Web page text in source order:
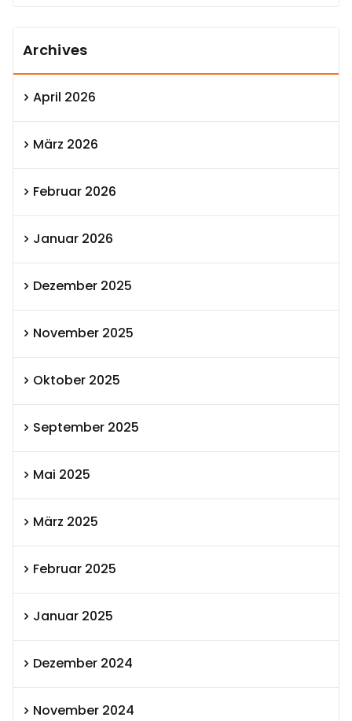
Archives
April 2026
März 2026
Februar 2026
Januar 2026
Dezember 2025
November 2025
Oktober 2025
September 2025
Mai 2025
März 2025
Februar 2025
Januar 2025
Dezember 2024
November 2024